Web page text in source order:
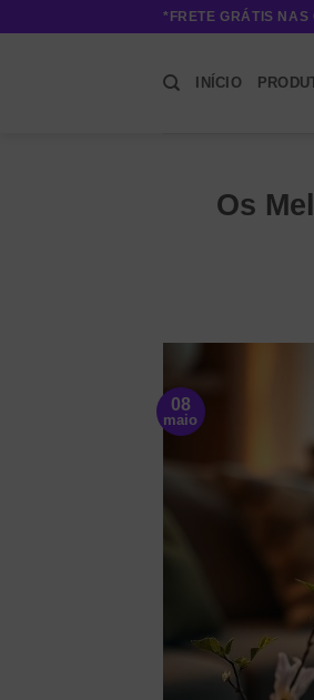
*FRETE GRÁTIS
INÍCIO
Os
08
maio